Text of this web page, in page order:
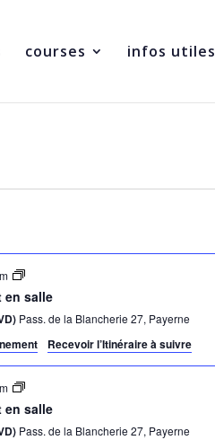
courses infos utiles
en salle
Pass. de la Blancherie 27, Payerne
Recevoir l’Itinéraire à suivre
en salle
Pass. de la Blancherie 27, Payerne